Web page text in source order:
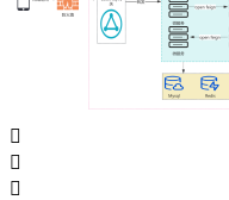


